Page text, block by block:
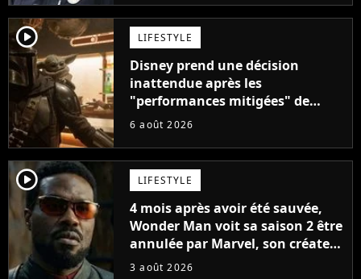
player2 LIFESTYLE
Disney prend une décision
inattendue après les
"performances mitigées" de
Vaiana et The Mandalorian &
6 août 2026
player2 LIFESTYLE
4 mois après avoir été sauvée,
Wonder Man voit sa saison 2 être
annulée par Marvel, son créateur
sort du silence : "Les contrats
3 août 2026